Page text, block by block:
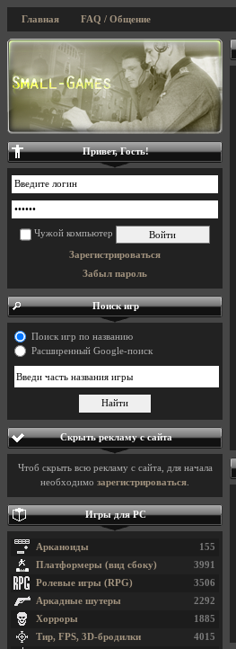
Главная FAQ / Общение
Привет, Гость!
Чужой компьютер
Зарегистрироваться
Забыл пароль
Поиск игр
Поиск игр по названию
Расширенный Google-поиск
Скрыть рекламу с сайта
Чтоб скрыть всю рекламу с сайта, для начала
необходимо зарегистрироваться
Игры для PC
155
Арканоиды
3991
Платформеры (вид сбоку)
3506
Ролевые игры (RPG)
2292
Аркадные шутеры
1885
Хорроры
4015
Тир, FPS, 3D-бродилки